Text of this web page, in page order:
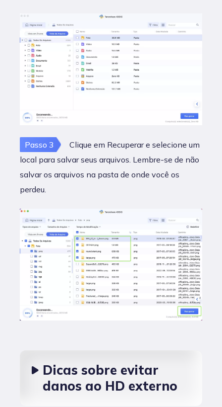
Passo 3
Clique em Recuperar e selecione um
local para salvar seus arquivos. Lembre-se de não
salvar os arquivos na pasta de onde você os
perdeu.
Dicas sobre evitar
danos ao HD externo